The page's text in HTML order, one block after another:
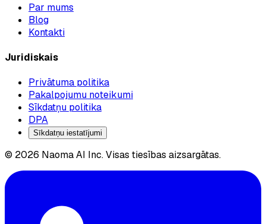
Par mums
Blog
Kontakti
Juridiskais
Privātuma politika
Pakalpojumu noteikumi
Sīkdatņu politika
DPA
Sīkdatņu iestatījumi
© 2026 Naoma AI Inc. Visas tiesības aizsargātas.